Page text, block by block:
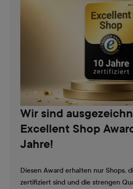
Wir sind
Excellent Shop
Jahre!
Diesen Award erhalten nur Shops,
zertifiziert sind und die strengen